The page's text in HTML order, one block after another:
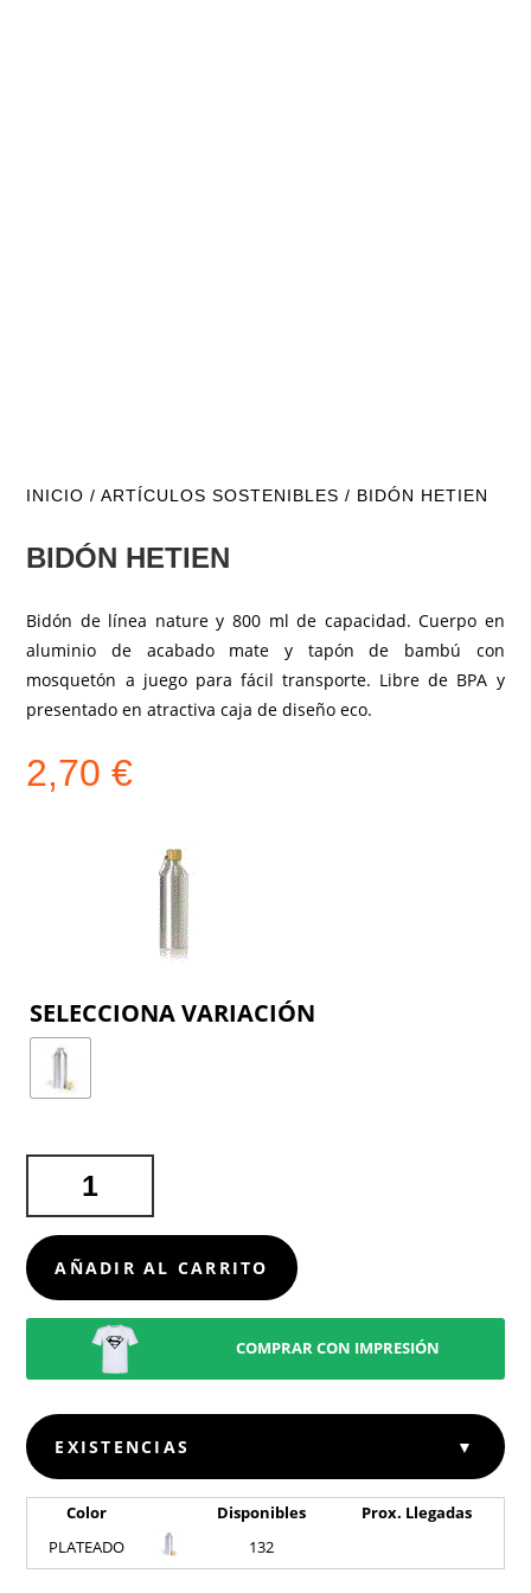
INICIO /ARTÍCULOS SOSTENIBLES / BIDÓN HETIEN
BIDÓN HETIEN
Bidón de línea nature y 800 ml de capacidad. Cuerpo en
aluminio de acabado mate y tapón de bambú con
mosquetón a juego para fácil transporte. Libre de BPA y
presentado en atractiva caja de diseño eco.
2,70€
HETIEN
CANTIDAD
AÑADIR AL CARRITO
COMPRAR CON IMPRESIÓN
EXISTENCIAS ▼
Color Disponibles
Prox. Llegadas
PLATEADO
132